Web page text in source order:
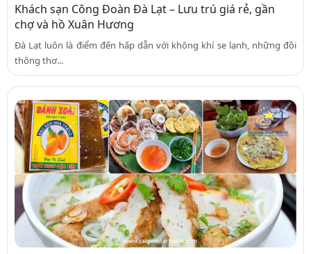
Khách sạn Công Đoàn Đà Lạt – Lưu trú giá rẻ, gần
chợ và hồ Xuân Hương
Đà Lạt luôn là điểm đến hấp dẫn với không khí se lạnh, những đồi
thông thơ...